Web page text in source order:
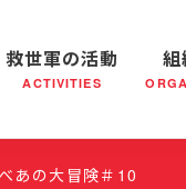
会問題 救世軍
救世軍の活動
ACTIVITIES
の活動 社会鍋
組織概要
あの大冒険＃10